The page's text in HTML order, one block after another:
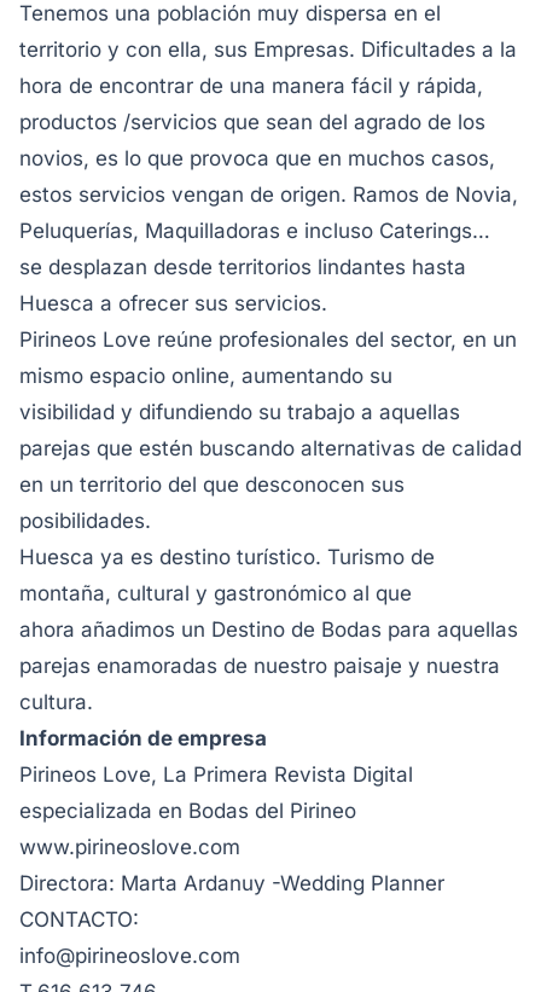
Tenemos una población muy dispersa en el
territorio y con ella, sus Empresas. Dificultades a la
hora de encontrar de una manera fácil y rápida,
productos /servicios que sean del agrado de los
novios, es lo que provoca que en muchos casos,
estos servicios vengan de origen. Ramos de Novia,
Peluquerías, Maquilladoras e incluso Caterings…
se desplazan desde territorios lindantes hasta
Huesca a ofrecer sus servicios.
Pirineos Love reúne profesionales del sector, en un
mismo espacio online, aumentando su
visibilidad y difundiendo su trabajo a aquellas
parejas que estén buscando alternativas de calidad
en un territorio del que desconocen sus
posibilidades.
Huesca ya es destino turístico. Turismo de
montaña, cultural y gastronómico al que
ahora añadimos un Destino de Bodas para aquellas
parejas enamoradas de nuestro paisaje y nuestra
cultura.
Información de empresa
Pirineos Love, La Primera Revista Digital
especializada en Bodas del Pirineo
www.pirineoslove.com
Directora: Marta Ardanuy -Wedding Planner
CONTACTO:
info@pirineoslove.com